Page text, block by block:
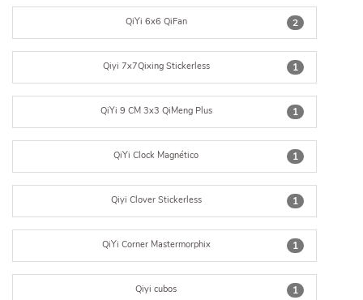
2
QiYi 6x6 QiFan
1
Qiyi 7x7Qixing Stickerless
1
QiYi 9 CM 3x3 QiMeng Plus
1
QiYi Clock Magnético
1
Qiyi Clover Stickerless
1
QiYi Corner Mastermorphix
1
Qiyi cubos